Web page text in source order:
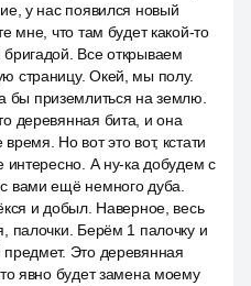
у нас появился новый
мне, что там будет какой-то
бригадой. Все открываем
страницу. Окей, мы полу.
бы приземлиться на землю.
деревянная бита, и она
Но вот это вот, кстати
интересно. А ну-ка добудем с
вами ещё немного дуба.
и добыл. Наверное, весь
палочки. Берём 1 палочку и
Это деревянная
явно будет замена моему